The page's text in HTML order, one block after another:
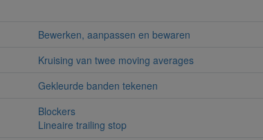
Bewerken, aanpassen en bewaren
Kruising van twee moving averages
Gekleurde banden tekenen
Blockers
Lineaire trailing stop